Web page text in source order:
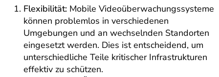
Flexibilität: Mobile Videoüberwachungssysteme
können problemlos in verschiedenen
Umgebungen und an wechselnden Standorten
eingesetzt werden. Dies ist entscheidend, um
unterschiedliche Teile kritischer Infrastrukturen
effektiv zu schützen.